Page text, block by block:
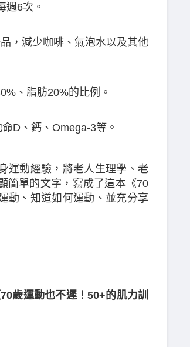
週6次。
，減少咖啡、氣泡水以及其他
、脂肪20%的比例。
D、鈣、Omega-3等。
運動經驗，將老人生理學、老
簡單的文字，寫成了這本《70
動、知道如何運動、並充分享
歲運動也不遲！50+的肌力訓